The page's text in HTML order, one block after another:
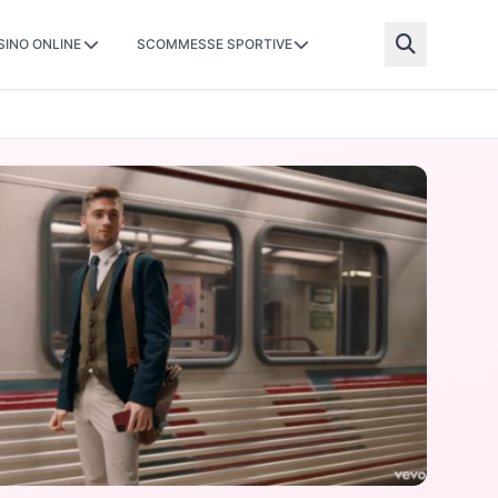
ONLINE SCOMMESSE SPORTIVE